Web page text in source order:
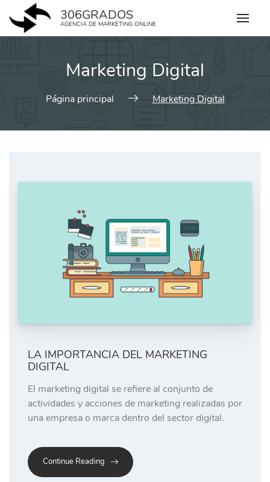
content
306GRADOS
AGENCIA DE MARKETING ONLINE
Marketing Digital
Página principal Marketing Digital
LA IMPORTANCIA DEL MARKETING
DIGITAL
El marketing digital se refiere al conjunto de
actividades y acciones de marketing realizadas por
una empresa o marca dentro del sector digital.
Continue Reading